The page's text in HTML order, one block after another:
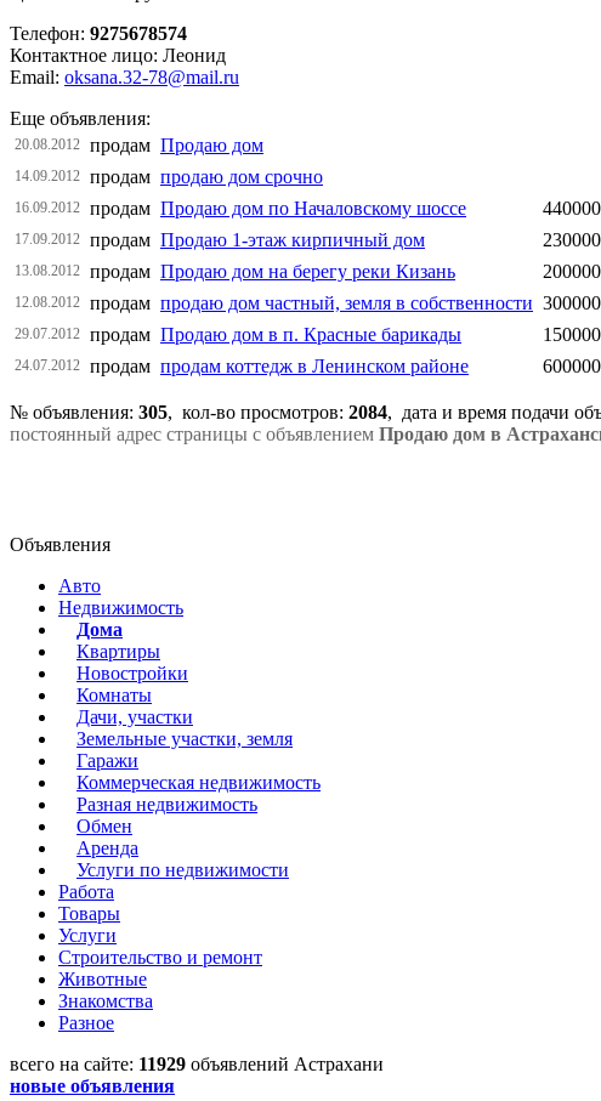
Телефон: 9275678574
Контактное лицо: Леонид
Email: oksana.32-78@mail.ru
Еще объявления:
20.08.2012 продам Продаю дом
14.09.2012 продам продаю дом срочно
16.09.2012 продам Продаю дом по Началовскому шоссе
17.09.2012 продам Продаю 1-этаж кирпичный дом
13.08.2012 продам Продаю дом на берегу реки Кизань
12.08.2012 продам продаю дом частный, земля в собственности
29.07.2012 продам Продаю дом в п. Красные барикады
24.07.2012 продам продам коттедж в Ленинском районе
№ объявления: 305, кол-во просмотров: 2084, дата и время подачи
постоянный адрес страницы с объявлением Продаю дом в
Объявления
Авто
Недвижимость
Дома
Квартиры
Новостройки
Комнаты
Дачи, участки
Земельные участки, земля
Гаражи
Коммерческая недвижимость
Разная недвижимость
Обмен
Аренда
Услуги по недвижимости
Работа
Товары
Услуги
Строительство и ремонт
Животные
Знакомства
Разное
всего на сайте: 11929 объявлений Астрахани
новые объявления